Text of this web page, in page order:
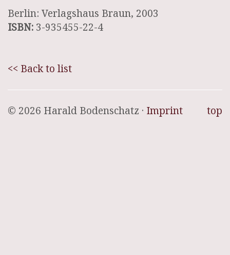
Berlin: Verlagshaus Braun, 2003
ISBN: 3-935455-22-4
<< Back to list
top
© 2026 Harald Bodenschatz · Imprint